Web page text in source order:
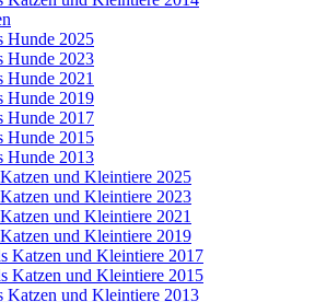
Hunde 2025
Hunde 2023
Hunde 2021
Hunde 2019
Hunde 2017
Hunde 2015
Hunde 2013
und Kleintiere 2025
und Kleintiere 2023
und Kleintiere 2021
und Kleintiere 2019
Katzen und Kleintiere 2017
Katzen und Kleintiere 2015
Katzen und Kleintiere 2013